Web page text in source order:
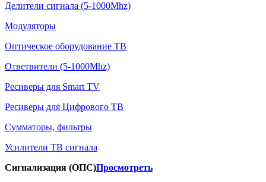
Делители сигнала (5-1000Mhz)
Модуляторы
Оптическое оборудование ТВ
Ответвители (5-1000Mhz)
Ресиверы для Smart TV
Ресиверы для Цифрового ТВ
Сумматоры, фильтры
Усилители ТВ сигнала
Сигнализация (ОПС)Просмотреть